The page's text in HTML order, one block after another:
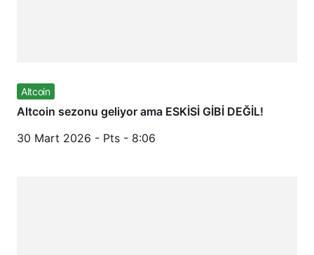
Altcoin
Altcoin sezonu geliyor ama ESKİSİ GİBİ DEĞİL!
30 Mart 2026 - Pts - 8:06